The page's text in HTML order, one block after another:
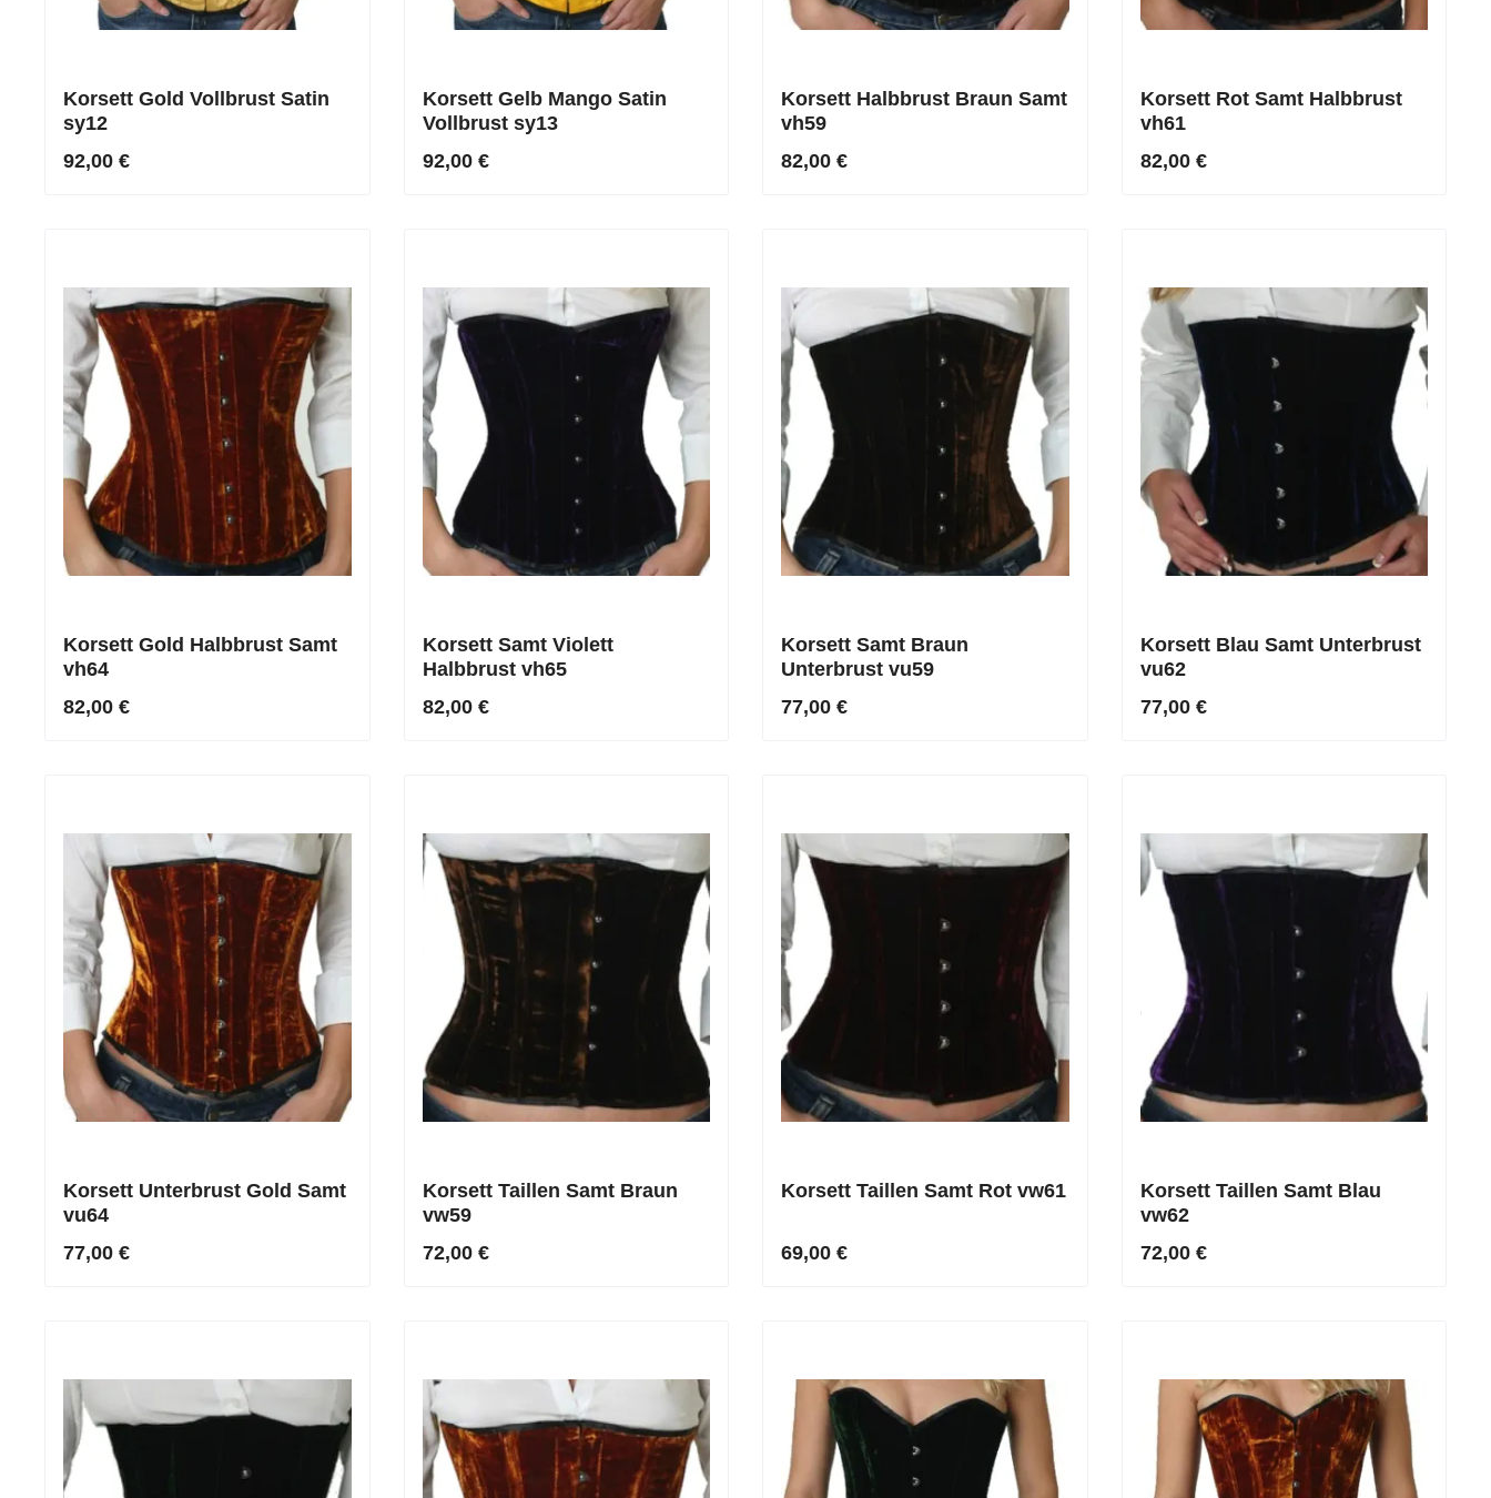
Korsett Gold Vollbrust Satin
sy12
92,00 €
Korsett Gelb Mango Satin
Vollbrust sy13
92,00 €
Korsett Halbbrust Braun Samt
vh59
82,00 €
Korsett Rot Samt Halbbrust
vh61
82,00 €
Korsett Gold Halbbrust Samt
vh64
82,00 €
Korsett Samt Violett
Halbbrust vh65
82,00 €
Korsett Samt Braun
Unterbrust vu59
77,00 €
Korsett Blau Samt Unterbrust
vu62
77,00 €
Korsett Unterbrust Gold Samt
vu64
77,00 €
Korsett Taillen Samt Braun
vw59
72,00 €
Korsett Taillen Samt Rot vw61
69,00 €
Korsett Taillen Samt Blau
vw62
72,00 €